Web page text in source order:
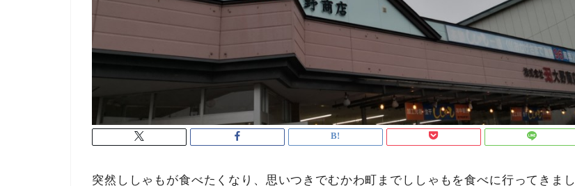
突然ししゃもが食べたくなり、思いつきでむかわ町までししゃもを食べに行ってきまし